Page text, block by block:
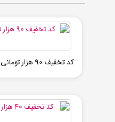
کد تخفیف 90 هزار تومانی برای رزرو 2 شب هتل داخلی از مستر بلیط